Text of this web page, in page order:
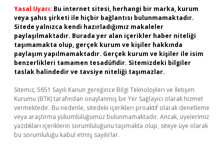
Yasal Uyarı: Bu internet sitesi, herhangi bir marka, kurum
veya şahıs şirketi ile hiçbir bağlantısı bulunmamaktadır.
Sitede yalnızca kendi hazırladığımız makaleler
paylaşılmaktadır. Burada yer alan içerikler haber niteliği
taşımamakta olup, gerçek kurum ve kişiler hakkında
paylaşım yapılmamaktadır. Gerçek kurum ve kişiler ile isim
benzerlikleri tamamen tesadüfidir. Sitemizdeki bilgiler
taslak halindedir ve tavsiye niteliği taşımazlar.
Sitemiz, 5651 Sayılı Kanun gereğince Bilgi Teknolojileri ve İletişim
Kurumu (BTK) tarafından onaylanmış bir Yer Sağlayıcı olarak hizmet
vermektedir. Bu nedenle, sitedeki içerikleri proaktif olarak denetleme
veya araştırma yükümlülüğümüz bulunmamaktadır. Ancak, üyelerimiz
yazdıkları içeriklerin sorumluluğunu taşımakta olup, siteye üye olarak
bu sorumluluğu kabul etmiş sayılırlar.